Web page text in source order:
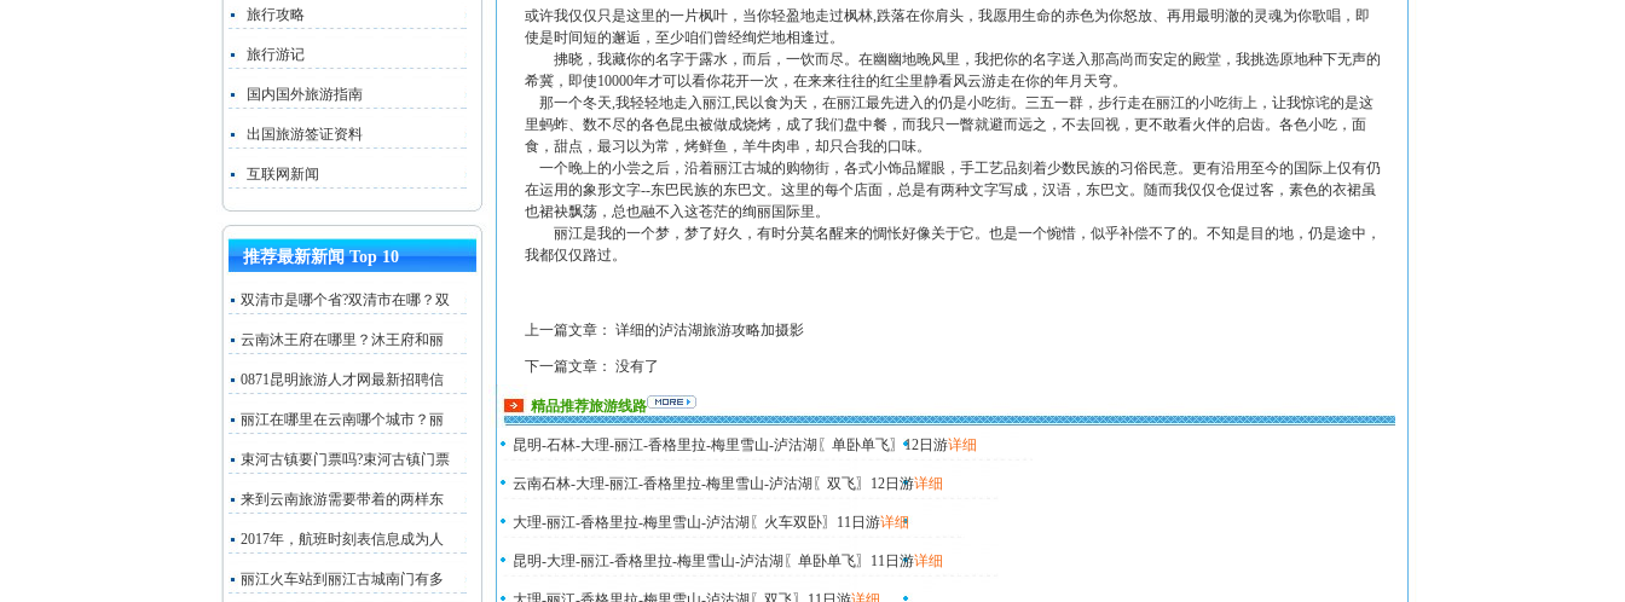
旅行攻略
旅行游记
国内国外旅游指南
出国旅游签证资料
互联网新闻
推荐最新新闻 Top 10
双清市是哪个省?双清市在哪？双
云南沐王府在哪里？沐王府和丽
0871昆明旅游人才网最新招聘信
丽江在哪里在云南哪个城市？丽
束河古镇要门票吗?束河古镇门票
来到云南旅游需要带着的两样东
2017年，航班时刻表信息成为人
丽江火车站到丽江古城南门有多
或许我仅仅只是这里的一片枫叶，当你轻盈地走过枫林,跌落在你肩头，我愿用生命的赤色为你怒放、再用最明澈的灵魂为你歌唱，即
使是时间短的邂逅，至少咱们曾经绚烂地相逢过。
拂晓，我藏你的名字于露水，而后，一饮而尽。在幽幽地晚风里，我把你的名字送入那高尚而安定的殿堂，我挑选原地种下无声的
希冀，即使10000年才可以看你花开一次，在来来往往的红尘里静看风云游走在你的年月天穹。
那一个冬天,我轻轻地走入丽江,民以食为天，在丽江最先进入的仍是小吃街。三五一群，步行走在丽江的小吃街上，让我惊诧的是这
里蚂蚱、数不尽的各色昆虫被做成烧烤，成了我们盘中餐，而我只一瞥就避而远之，不去回视，更不敢看火伴的启齿。各色小吃，面
食，甜点，最习以为常，烤鲜鱼，羊牛肉串，却只合我的口味。
一个晚上的小尝之后，沿着丽江古城的购物街，各式小饰品耀眼，手工艺品刻着少数民族的习俗民意。更有沿用至今的国际上仅有仍
在运用的象形文字--东巴民族的东巴文。这里的每个店面，总是有两种文字写成，汉语，东巴文。随而我仅仅仓促过客，素色的衣裙虽
也裙袂飘荡，总也融不入这苍茫的绚丽国际里。
丽江是我的一个梦，梦了好久，有时分莫名醒来的惆怅好像关于它。也是一个惋惜，似乎补偿不了的。不知是目的地，仍是途中，
我都仅仅路过。
上一篇文章： 详细的泸沽湖旅游攻略加摄影
下一篇文章： 没有了
精品推荐旅游线路
详细
昆明-石林-大理-丽江-香格里拉-梅里雪山-泸沽湖〖单卧单飞〗12日游
详细
云南石林-大理-丽江-香格里拉-梅里雪山-泸沽湖〖双飞〗12日游
详细
大理-丽江-香格里拉-梅里雪山-泸沽湖〖火车双卧〗11日游
详细
昆明-大理-丽江-香格里拉-梅里雪山-泸沽湖〖单卧单飞〗11日游